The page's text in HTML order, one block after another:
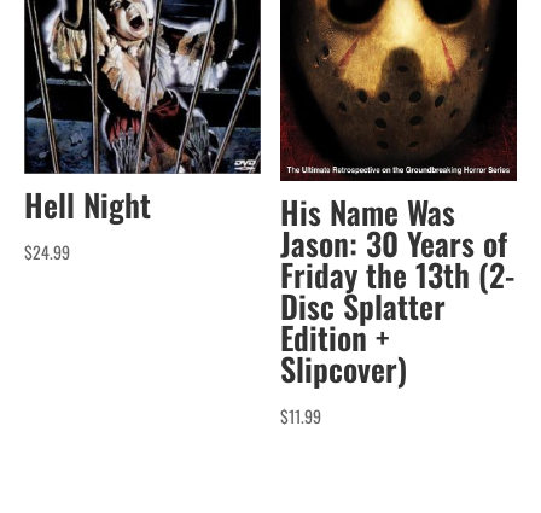
Hell Night
$24.99
His Name Was
Jason: 30 Years of
Friday the 13th (2-
Disc Splatter
Edition +
Slipcover)
$11.99